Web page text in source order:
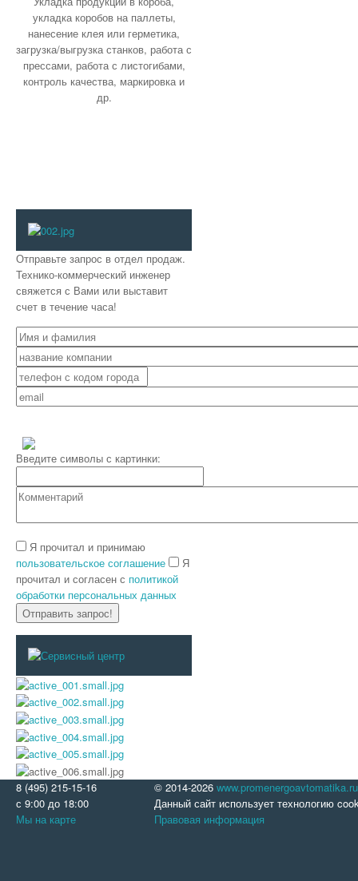
укладка коробов на паллеты,
нанесение клея или герметика,
загрузка/выгрузка станков, работа с
прессами, работа с листогибами,
контроль качества, маркировка и
др.
Отправьте запрос в отдел продаж.
Технико-коммерческий инженер
свяжется с Вами или выставит
счет в течение часа!
Введите символы с картинки:
Я прочитал и принимаю
пользовательское соглашение
Я
прочитал и согласен с политикой
обработки персональных данных
8 (495) 215-15-16
с 9:00 до 18:00
Мы на карте
© 2014-2026 www.promenergoavtomatika.ru
Данный сайт использует технологию
Правовая информация